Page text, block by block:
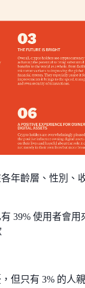
年齡層、性別、
39% 使用者會用
但只有 3% 的人